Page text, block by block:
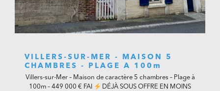
VILLERS-SUR-MER - MAISON 5
CHAMBRES - PLAGE A 100m
Villers-sur-Mer – Maison de caractère 5 chambres – Plage à
100m – 449 000 € FAI
DÉJÀ SOUS OFFRE EN MOINS